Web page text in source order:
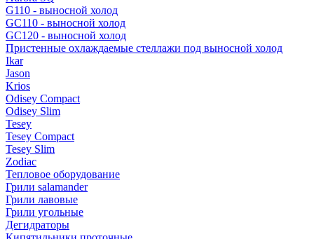
G110 - выносной холод
GC110 - выносной холод
GC120 - выносной холод
Пристенные охлаждаемые стеллажи под выносной холод
Ikar
Jason
Krios
Odisey Compact
Odisey Slim
Tesey
Tesey Compact
Tesey Slim
Zodiac
Тепловое оборудование
Грили salamander
Грили лавовые
Грили угольные
Дегидраторы